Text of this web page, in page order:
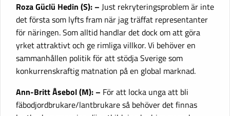
Roza Güclü Hedin (S): – Just rekryteringsproblem är inte
det första som lyfts fram när jag träffat representanter
för näringen. Som alltid handlar det dock om att göra
yrket attraktivt och ge rimliga villkor. Vi behöver en
sammanhållen politik för att stödja Sverige som
konkurrenskraftig matnation på en global marknad.
Ann-Britt Åsebol (M): – För att locka unga att bli
fäbodjordbrukare/lantbrukare så behöver det finnas